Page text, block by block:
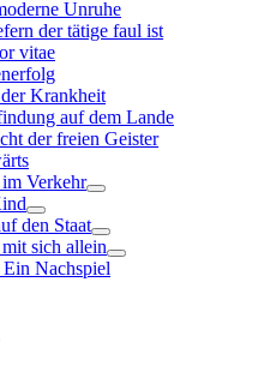
Unruhe
der tätige faul ist
vitae
Krankheit
auf dem Lande
der freien Geister
Verkehr
den Staat
sich allein
Nachspiel